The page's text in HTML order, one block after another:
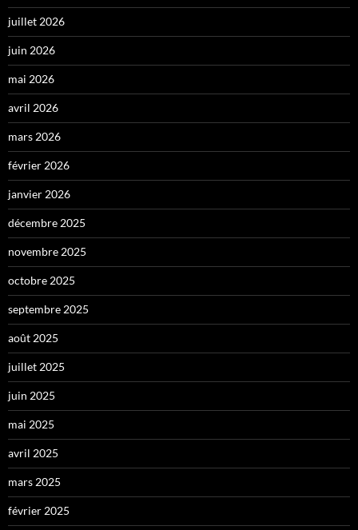
juillet 2026
juin 2026
mai 2026
avril 2026
mars 2026
février 2026
janvier 2026
décembre 2025
novembre 2025
octobre 2025
septembre 2025
août 2025
juillet 2025
juin 2025
mai 2025
avril 2025
mars 2025
février 2025